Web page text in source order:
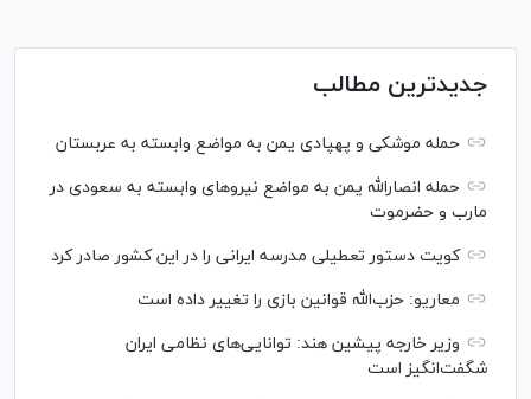
جدیدترین مطالب
حمله موشکی و پهپادی یمن به مواضع وابسته به عربستان
حمله انصارالله یمن به مواضع نیرو‌های وابسته به سعودی در
مارب و حضرموت
کویت دستور تعطیلی مدرسه ایرانی را در این کشور صادر کرد
معاریو: حزب‌الله قوانین بازی را تغییر داده است
وزیر خارجه پیشین هند: توانایی‌های نظامی ایران
شگفت‌انگیز است